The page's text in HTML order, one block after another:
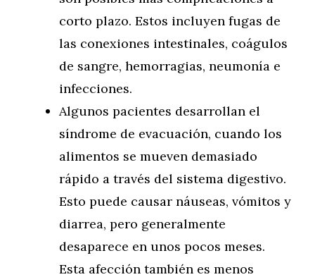
corto plazo. Estos incluyen fugas de
las conexiones intestinales, coágulos
de sangre, hemorragias, neumonía e
infecciones.
Algunos pacientes desarrollan el
síndrome de evacuación, cuando los
alimentos se mueven demasiado
rápido a través del sistema digestivo.
Esto puede causar náuseas, vómitos y
diarrea, pero generalmente
desaparece en unos pocos meses.
Esta afección también es menos